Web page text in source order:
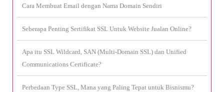
Cara Membuat Email dengan Nama Domain Sendiri
Seberapa Penting Sertifikat SSL Untuk Website Jualan Online?
Apa itu SSL Wildcard, SAN (Multi-Domain SSL) dan Unified
Communications Certificate?
Perbedaan Type SSL, Mana yang Paling Tepat untuk Bisnismu?